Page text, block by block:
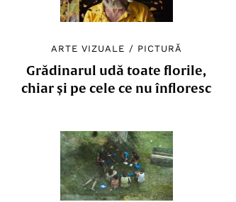
ARTE VIZUALE / PICTURĂ
Grădinarul udă toate florile,
chiar și pe cele ce nu înfloresc